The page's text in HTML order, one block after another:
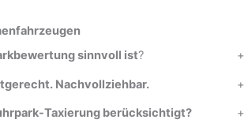
sinnvoll ist? +
Nachvollziehbar. +
Taxierung berücksichtigt? +